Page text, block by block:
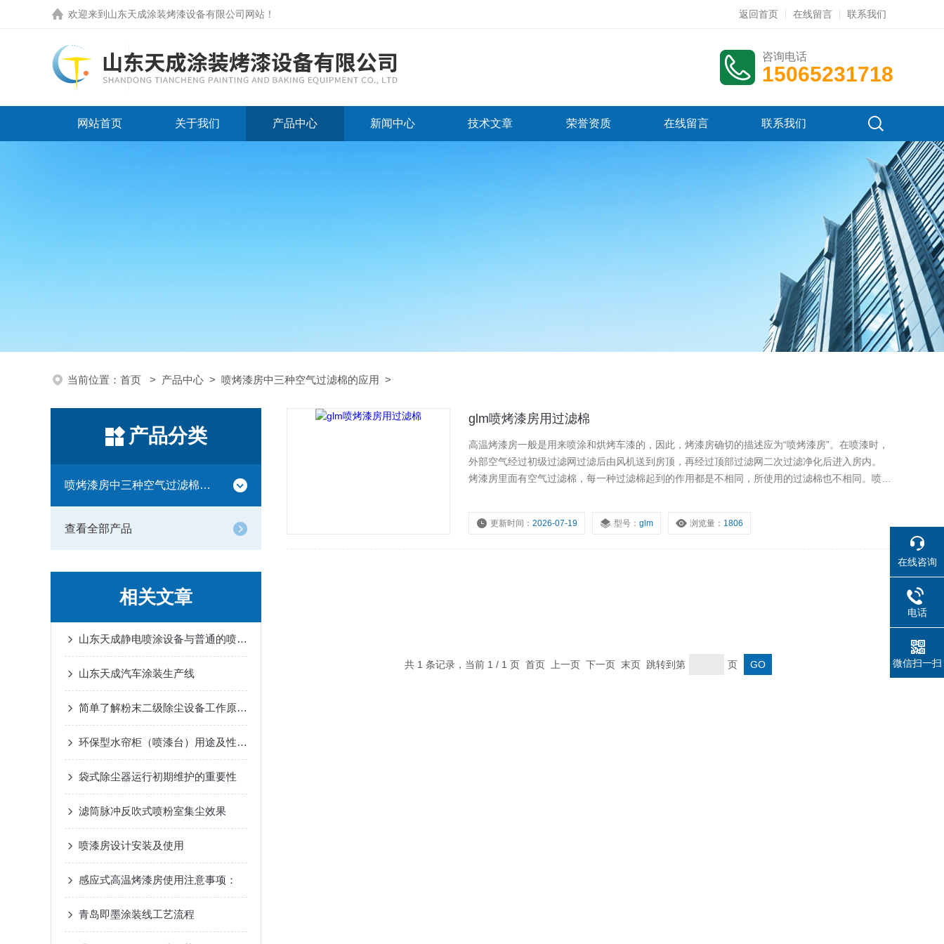
欢迎来到 山东天成涂装烤漆设备有限公司网站 ！ 返回首页 在线留言 联系我们
咨询电话
15065231718
网站首页 关于我们 产品中心 新闻中心 技术文章 荣誉资质 在线留言 联系我们
当前位置： 首页 > 产品中心 > 喷烤漆房中三种空气过滤棉的应用 >
产品分类
喷烤漆房中三种空气过滤棉的应用
查看全部产品
相关文章
山东天成静电喷涂设备与普通的喷涂设备相比区别在哪里？
山东天成汽车涂装生产线
简单了解粉末二级除尘设备工作原理，才能更好使用
环保型水帘柜（喷漆台）用途及性能特点
袋式除尘器运行初期维护的重要性
滤筒脉冲反吹式喷粉室集尘效果
喷漆房设计安装及使用
感应式高温烤漆房使用注意事项：
青岛即墨涂装线工艺流程
glm喷烤漆房用过滤棉
高温烤漆房一般是用来喷涂和烘烤车漆的，因此，烤漆房确切的描述应为“喷烤漆房”。在喷漆时，
外部空气经过初级过滤网过滤后由风机送到房顶，再经过顶部过滤网二次过滤净化后进入房内。
烤漆房里面有空气过滤棉，每一种过滤棉起到的作用都是不相同，所使用的过滤棉也不相同。喷烤
更新时间：2026-07-19 型号：glm 浏览量： 1806
共 1 条记录，当前 1 / 1 页 首页 上一页 下一页 末页 跳转到第 页
在线咨询
电话
微信扫一扫